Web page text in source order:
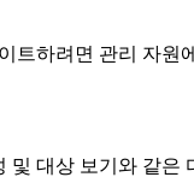
트하려면 관리 자원
대상 보기와 같은